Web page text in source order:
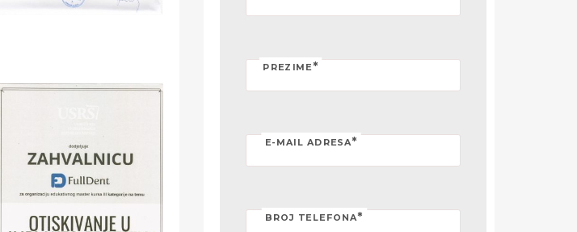
PREZIME *
E-MAIL ADRESA*
BROJ TELEFONA*